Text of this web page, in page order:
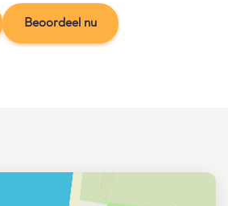
Beoordeel nu